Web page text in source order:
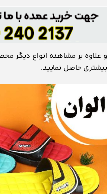
و علاوه بر مشاهده انواع دیگر
بیشتری حاصل نمایید.